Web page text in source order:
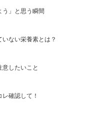
」と思う瞬間
ない栄養素とは？
したいこと
確認して！